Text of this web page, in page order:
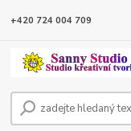
+420 724 004 709